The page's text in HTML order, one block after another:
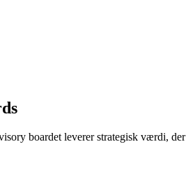
boardet leverer strategisk værdi,